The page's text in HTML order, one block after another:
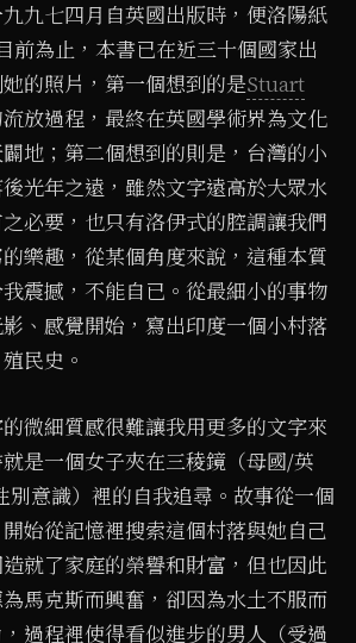
九七四月自英國出版時，便洛陽紙
前為止，本書已在近三十個國家出
的照片，第一個想到的是Stuart
流放過程，最終在英國學術界為文化
地；第二個想到的則是，台灣的小
光年之遠，雖然文字遠高於大眾水
必要，也只有洛伊式的腔調讓我們
樂趣，從某個角度來說，這種本質
震撼，不能自已。從最細小的事物
、感覺開始，寫出印度一個小村落
民史。
微細質感很難讓我用更多的文字來
就是一個女子夾在三稜鏡（母國/英
別意識）裡的自我追尋。故事從一個
始從記憶裡搜索這個村落與她自己
就了家庭的榮譽和財富，但也因此
馬克斯而興奮，卻因為水土不服而
過程裡使得看似進步的男人（受過